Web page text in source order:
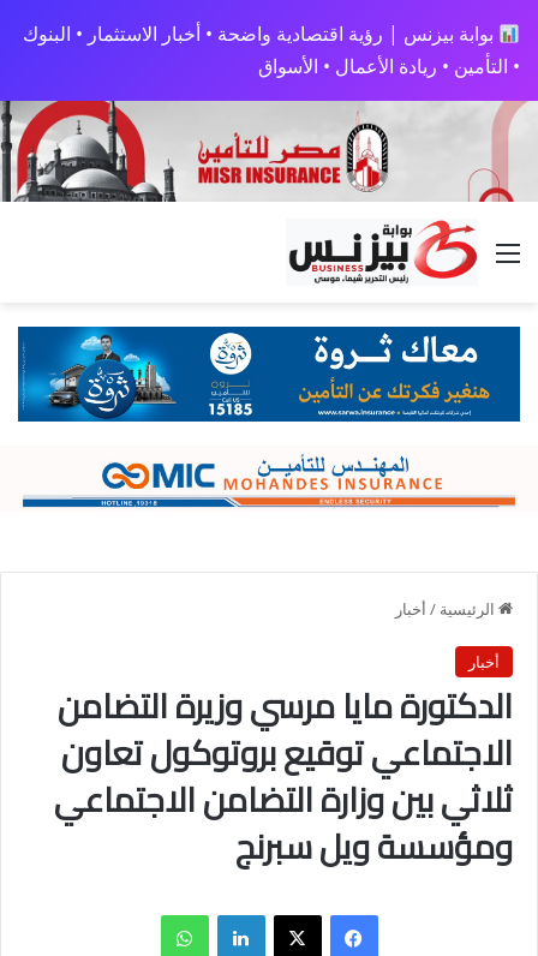
بوابة بيزنس | رؤية اقتصادية واضحة • أخبار الاستثمار • البنوك
• التأمين • ريادة الأعمال • الأسواق
القائمة
الرئيسية / أخبار
أخبار
الدكتورة مايا مرسي وزيرة التضامن
الاجتماعي توقيع بروتوكول تعاون
ثلاثي بين وزارة التضامن الاجتماعي
ومؤسسة ويل سبرنج
فيسبوك X لينكدإن